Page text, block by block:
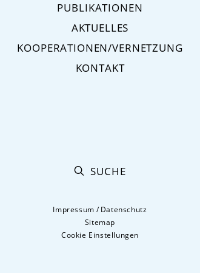
PUBLIKATIONEN
AKTUELLES
KOOPERATIONEN/VERNETZUNG
KONTAKT
SUCHE
Impressum /Datenschutz
Sitemap
Cookie Einstellungen